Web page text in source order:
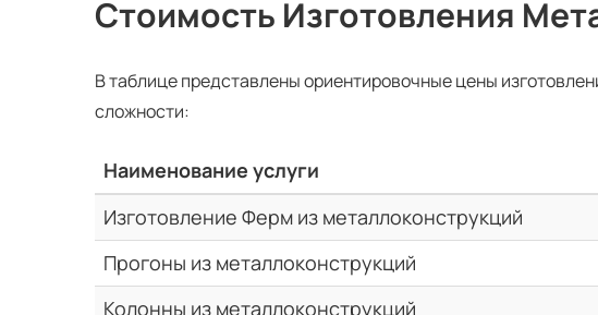
Стоимость Изготовления
В таблице представлены ориентировочные цены
сложности:
Наименование услуги
Изготовление Ферм из металлоконструкций
Прогоны из металлоконструкций
Колонны из металлоконструкций